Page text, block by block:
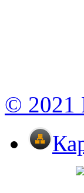
© 2021